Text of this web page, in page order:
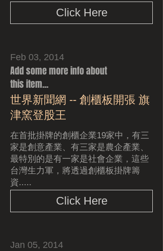
Click Here
Feb 03, 2014
Add some more info about
this item...
世界新聞網 -- 創櫃板開張 旗
津窯登股王
在首批掛牌的創櫃企業19家中，有三
家是創意產業、有三家是農企產業、
最特別的是有一家是社會企業，這些
台灣生力軍，將透過創櫃板掛牌籌
資.....
Click Here
Jan 05, 2014